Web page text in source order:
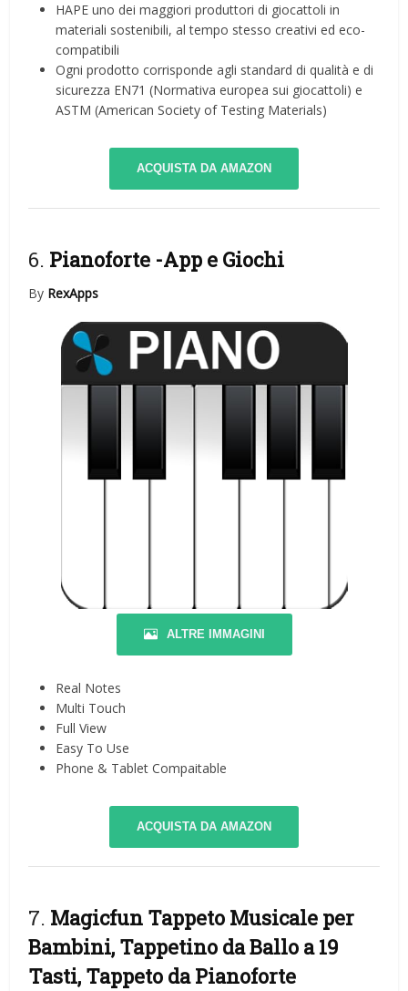
HAPE uno dei maggiori produttori di giocattoli in
materiali sostenibili, al tempo stesso creativi ed eco-
compatibili
Ogni prodotto corrisponde agli standard di qualità e di
sicurezza EN71 (Normativa europea sui giocattoli) e
ASTM (American Society of Testing Materials)
ACQUISTA DA AMAZON
6. Pianoforte -App e Giochi
By RexApps
ALTRE IMMAGINI
Real Notes
Multi Touch
Full View
Easy To Use
Phone & Tablet Compaitable
ACQUISTA DA AMAZON
7. Magicfun Tappeto Musicale per
Bambini, Tappetino da Ballo a 19
Tasti, Tappeto da Pianoforte